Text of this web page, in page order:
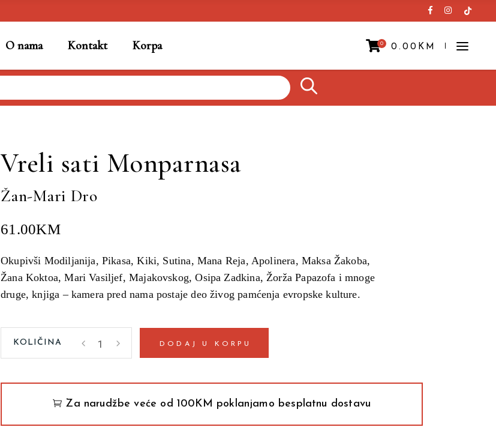
O nama Kontakt Korpa 0 0.00 KM
Prazna korpa.
Vreli sati Monparnasa
Žan-Mari Dro
61.00KM
Okupivši Modiljanija, Pikasa, Kiki, Sutina, Mana Reja, Apolinera, Maksa Žakoba,
Žana Koktoa, Mari Vasiljef, Majakovskog, Osipa Zadkina, Žorža Papazofa i mnoge
druge, knjiga – kamera pred nama postaje deo živog pamćenja evropske kulture.
Žan-
Mari
DODAJ U KORPU
Za narudžbe veće od 100KM poklanjamo besplatnu dostavu